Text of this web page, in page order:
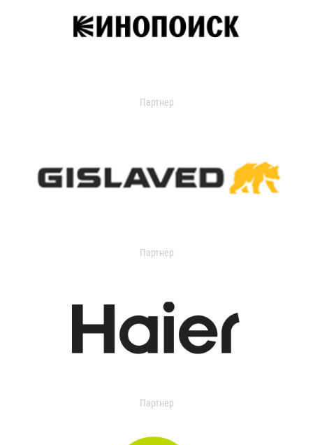
Партнер
Партнер
Партнер